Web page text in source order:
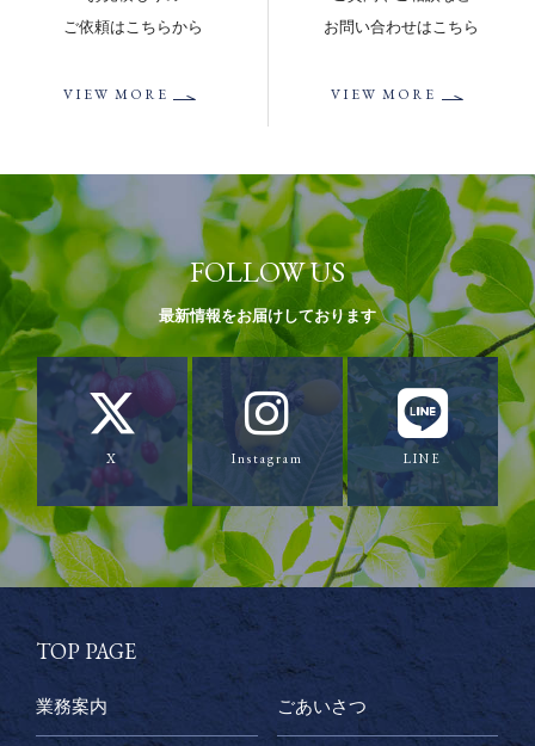
ご依頼はこちらから
VIEW MORE
お問い合わせはこちら
VIEW MORE
FOLLOW US
最新情報をお届けしております
X Instagram LINE
TOP PAGE
業務案内 ごあいさつ